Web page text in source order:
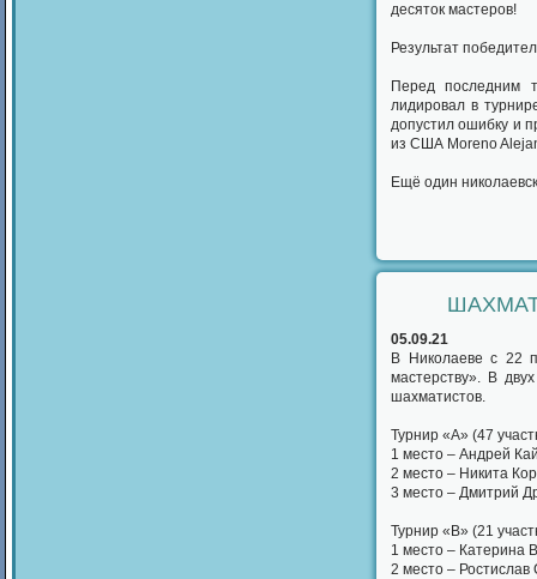
десяток мастеров!
Результат
Перед последним
лидировал в
допустил ошибку и
из США Moreno
Ещё один
05.09.21
В Николаеве с 22
мастерству». В
шахматистов.
Турнир «А» (47
1 место – Андрей
2 место – Никита
3 место – Дмитрий
Турнир «В» (21
1 место – Катерина
2 место –